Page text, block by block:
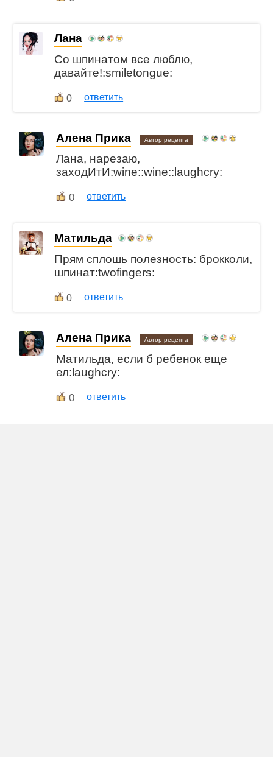
Лана
Со шпинатом все люблю,
давайте!:smiletongue:
0 ответить
Алена Прика Автор рецепта
Лана, нарезаю,
заходИтИ:wine::wine::laughcry:
0 ответить
Матильда
Прям сплошь полезность: брокколи,
шпинат:twofingers:
0 ответить
Алена Прика Автор рецепта
Матильда, если б ребенок еще
ел:laughcry:
0 ответить